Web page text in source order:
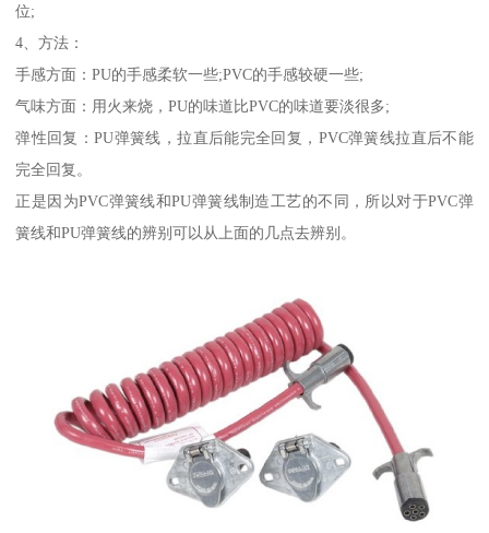
位;
4、方法：
手感方面：PU的手感柔软一些;PVC的手感较硬一些;
气味方面：用火来烧，PU的味道比PVC的味道要淡很多;
弹性回复：PU弹簧线，拉直后能完全回复，PVC弹簧线拉直后不能
完全回复。
正是因为PVC弹簧线和PU弹簧线制造工艺的不同，所以对于PVC弹
簧线和PU弹簧线的辨别可以从上面的几点去辨别。